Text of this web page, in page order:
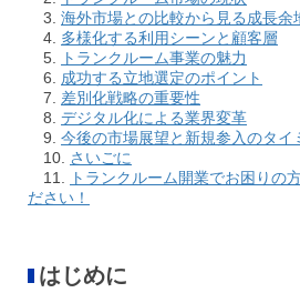
3. 海外市場との比較から見る成長余
4. 多様化する利用シーンと顧客層
5.
トランクルーム事業の魅力
6. 成功する立地選定のポイント
7. 差別化戦略の重要性
8. デジタル化による業界変革
9. 今後の市場展望と新規参入のタイ
10. さいごに
11.
トランクルーム開業でお困りの
ださい！
はじめに